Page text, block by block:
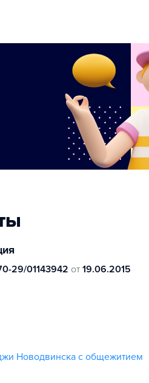
29/01143942 от 19.06.2015
Новодвинска с общежитием